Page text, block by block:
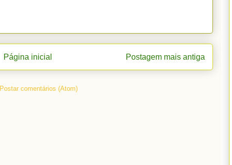
Postagem mais antiga
Página inicial
Postar comentários (Atom)